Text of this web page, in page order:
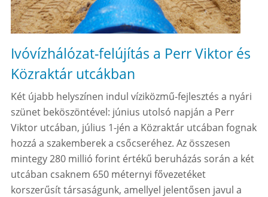
Ivóvízhálózat-felújítás a Perr Viktor és
Közraktár utcákban
Két újabb helyszínen indul víziközmű-fejlesztés a nyári
szünet beköszöntével: június utolsó napján a Perr
Viktor utcában, július 1-jén a Közraktár utcában fognak
hozzá a szakemberek a csőcseréhez. Az összesen
mintegy 280 millió forint értékű beruházás során a két
utcában csaknem 650 méternyi fővezetéket
korszerűsít társaságunk, amellyel jelentősen javul a